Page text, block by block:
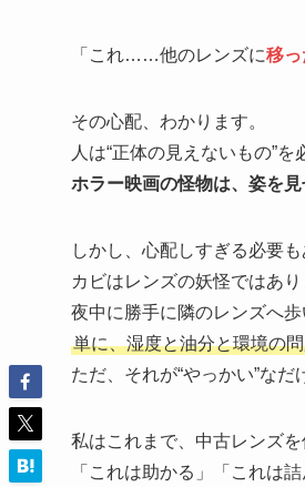
「これ……他のレンズに移
その心配、わかります。
人は“正体の見えないもの”を
ホラー映画の怪物は、姿を
しかし、心配しすぎる必要も
カビはレンズの妖怪ではあり
夜中に勝手に隣のレンズへ
単に、湿度と油分と環境の
ただ、それが“やっかい”なだ
私はこれまで、中古レンズ
「これは助かる」「これは